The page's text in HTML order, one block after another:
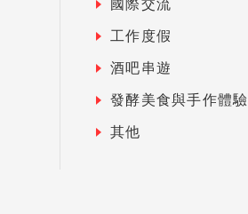
國際交流
工作度假
酒吧串遊
發酵美食與手作體驗
其他